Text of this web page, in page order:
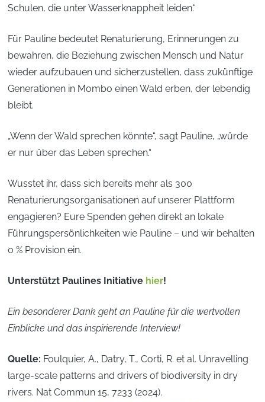
Schulen, die unter Wasserknappheit leiden.“
Für Pauline bedeutet Renaturierung, Erinnerungen zu
bewahren, die Beziehung zwischen Mensch und Natur
wieder aufzubauen und sicherzustellen, dass zukünftige
Generationen in Mombo einen Wald erben, der lebendig
bleibt.
„Wenn der Wald sprechen könnte“, sagt Pauline, „würde
er nur über das Leben sprechen.“
Wusstet ihr, dass sich bereits mehr als 300
Renaturierungsorganisationen auf unserer Plattform
engagieren? Eure Spenden gehen direkt an lokale
Führungspersönlichkeiten wie Pauline – und wir behalten
0 % Provision ein.
Unterstützt Paulines Initiative hier!
Ein besonderer Dank geht an Pauline für die wertvollen
Einblicke und das inspirierende Interview!
Quelle: Foulquier, A., Datry, T., Corti, R. et al. Unravelling
large-scale patterns and drivers of biodiversity in dry
rivers. Nat Commun 15, 7233 (2024).